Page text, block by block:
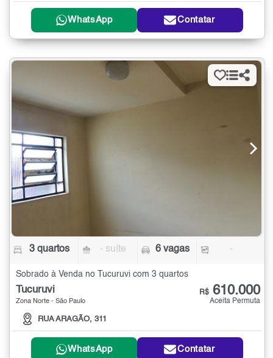
WhatsApp Contatar
3 quartos - suíte 6 vagas -
Sobrado à Venda no Tucuruvi com 3 quartos
Tucuruvi
Zona Norte - São Paulo
RUA ARAGÃO, 311
R$ 610.000
Aceita Permuta
WhatsApp Contatar